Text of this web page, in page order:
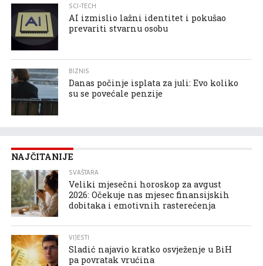
SCI-TECH
AI izmislio lažni identitet i pokušao
prevariti stvarnu osobu
BIZNIS
Danas počinje isplata za juli: Evo koliko
su se povećale penzije
NAJČITANIJE
SVAŠTARA
Veliki mjesečni horoskop za avgust
2026: Očekuje nas mjesec finansijskih
dobitaka i emotivnih rasterećenja
VIJESTI
Sladić najavio kratko osvježenje u BiH
pa povratak vrućina